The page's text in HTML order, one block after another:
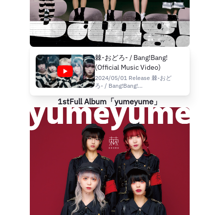
棘-おどろ- / Bang!Bang!
(Official Music Video)
2024/05/01 Release 棘-おど
ろ- / Bang!Bang!
ブスクリプションサービスで好
評先行配信中！
https://diskunion.lnk.to/DOLU2005
発売情報はコチラ
→https://diskunion.lnk.to/DOLU50
■Music 棘-おどろ- Odoro 田
中しろめ / Shirome Tanaka 廻
環美 / Kan-my Meguri 月城ゆの
ん / Yunon Tukishiro 猫田れん
/...
1stFull Album「yumeyume」